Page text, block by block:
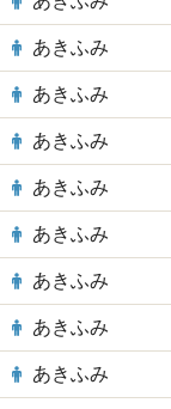
あきふみ
あきふみ
あきふみ
あきふみ
あきふみ
あきふみ
あきふみ
あきふみ